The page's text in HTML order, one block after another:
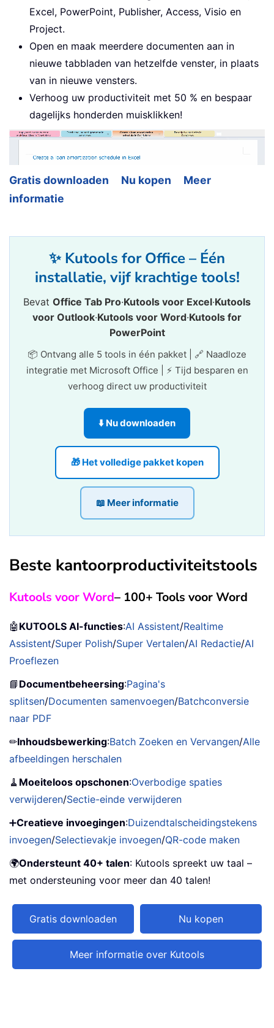
Excel, PowerPoint, Publisher, Access, Visio en
Project.
Open en maak meerdere documenten aan in
nieuwe tabbladen van hetzelfde venster, in plaats
van in nieuwe vensters.
Verhoog uw productiviteit met 50 % en bespaar
dagelijks honderden muisklikken!
Gratis downloaden Nu kopen
Meer
informatie
✨ Kutools for Office – Één
installatie, vijf krachtige tools!
Bevat Office Tab Pro·Kutools voor Excel·Kutools
voor Outlook·Kutools voor Word·Kutools for
PowerPoint
📦 Ontvang alle 5 tools in één pakket | 🔗 Naadloze
integratie met Microsoft Office | ⚡ Tijd besparen en
verhoog direct uw productiviteit
⬇️ Nu downloaden
🎁 Het volledige pakket kopen
📖 Meer informatie
Beste kantoorproductiviteitstools
Kutools voor Word– 100+ Tools voor Word
🤖 KUTOOLS AI-functies:AI Assistent/Realtime
Assistent/Super Polish/Super Vertalen/AI Redactie/AI
Proeflezen
📘 Documentbeheersing:Pagina's
splitsen/Documenten samenvoegen/Batchconversie
naar PDF
✏Inhoudsbewerking:Batch Zoeken en Vervangen/Alle
afbeeldingen herschalen
🧹 Moeiteloos opschonen:Overbodige spaties
verwijderen/Sectie-einde verwijderen
➕Creatieve invoegingen:Duizendtalscheidingstekens
invoegen/Selectievakje invoegen/QR-code maken
🌍Ondersteunt 40+ talen: Kutools spreekt uw taal –
met ondersteuning voor meer dan 40 talen!
Gratis downloaden Nu kopen
Meer informatie over Kutools